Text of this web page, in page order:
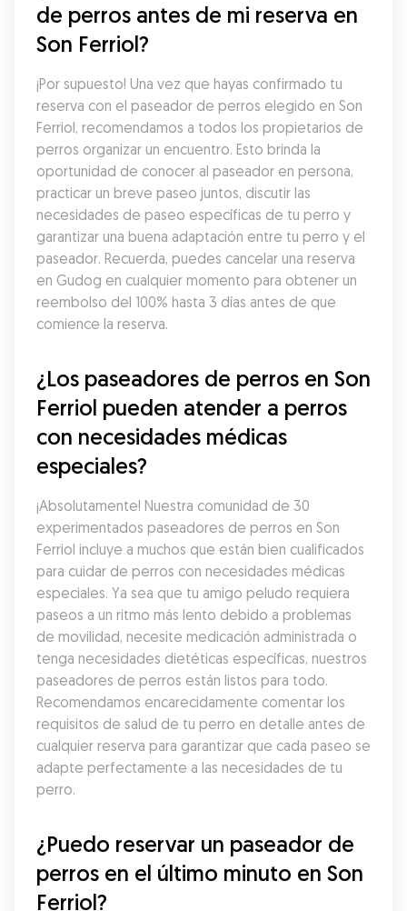
de perros antes de mi reserva en
Son Ferriol?
¡Por supuesto! Una vez que hayas confirmado tu
reserva con el paseador de perros elegido en Son
Ferriol, recomendamos a todos los propietarios de
perros organizar un encuentro. Esto brinda la
oportunidad de conocer al paseador en persona,
practicar un breve paseo juntos, discutir las
necesidades de paseo específicas de tu perro y
garantizar una buena adaptación entre tu perro y el
paseador. Recuerda, puedes cancelar una reserva
en Gudog en cualquier momento para obtener un
reembolso del 100% hasta 3 días antes de que
comience la reserva.
¿Los paseadores de perros en Son
Ferriol pueden atender a perros
con necesidades médicas
especiales?
¡Absolutamente! Nuestra comunidad de 30
experimentados paseadores de perros en Son
Ferriol incluye a muchos que están bien cualificados
para cuidar de perros con necesidades médicas
especiales. Ya sea que tu amigo peludo requiera
paseos a un ritmo más lento debido a problemas
de movilidad, necesite medicación administrada o
tenga necesidades dietéticas específicas, nuestros
paseadores de perros están listos para todo.
Recomendamos encarecidamente comentar los
requisitos de salud de tu perro en detalle antes de
cualquier reserva para garantizar que cada paseo se
adapte perfectamente a las necesidades de tu
perro.
¿Puedo reservar un paseador de
perros en el último minuto en Son
Ferriol?